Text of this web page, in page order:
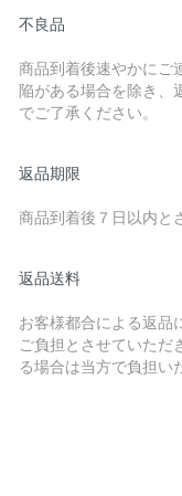
不良品
商品到着後速やかにご
陥がある場合を除き、
でご了承ください。
返品期限
商品到着後７日以内と
返品送料
お客様都合による返品
ご負担とさせていただ
る場合は当方で負担い